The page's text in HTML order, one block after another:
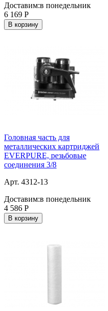
Доставим:в понедельник
6 169 Р
В корзину
Головная часть для
металлических картриджей
EVERPURE, резьбовые
соединения 3/8
Арт. 4312-13
Доставим:в понедельник
4 586 Р
В корзину